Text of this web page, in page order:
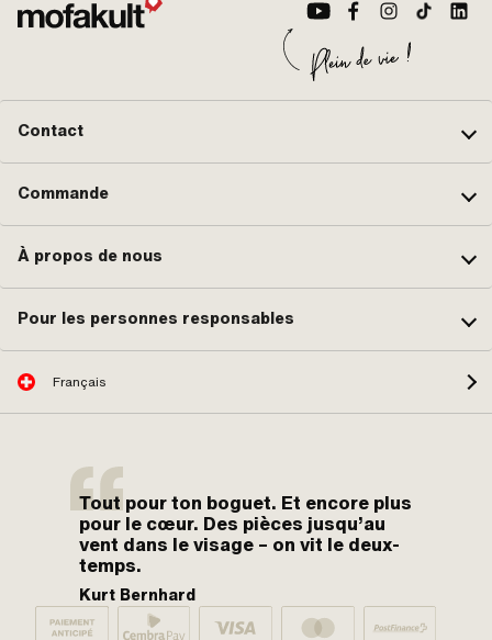
Contact
Commande
À propos de nous
Pour les personnes responsables
Français
Tout pour ton boguet. Et encore plus
pour le cœur. Des pièces jusqu’au
vent dans le visage – on vit le deux-
temps.
Kurt Bernhard